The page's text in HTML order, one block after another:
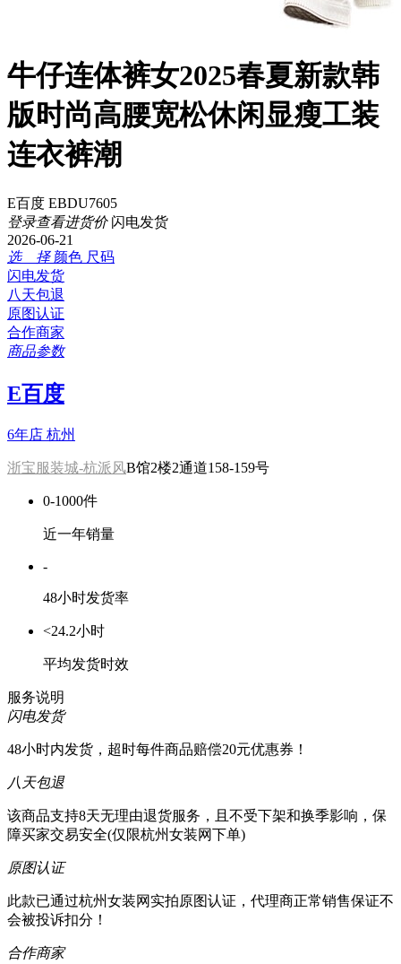
牛仔连体裤女2025春夏新款韩
版时尚高腰宽松休闲显瘦工装
连衣裤潮
E百度 EBDU7605
登录查看进货价 闪电发货
2026-06-21
选 择 颜色 尺码
闪电发货
八天包退
原图认证
合作商家
商品参数
E百度
6年店 杭州
浙宝服装城-杭派风B馆2楼2通道158-159号
0-1000件
近一年销量
-
48小时发货率
<24.2小时
平均发货时效
服务说明
闪电发货
48小时内发货，超时每件商品赔偿20元优惠券！
八天包退
该商品支持8天无理由退货服务，且不受下架和换季影响，保
障买家交易安全(仅限杭州女装网下单)
原图认证
此款已通过杭州女装网实拍原图认证，代理商正常销售保证不
会被投诉扣分！
合作商家